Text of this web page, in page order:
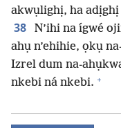
akwụlighị, ha
38
N’ihi na ígwé
ahụ n’ehihie, ọkụ
Izrel dum na-
nkebi ná nkebi. +